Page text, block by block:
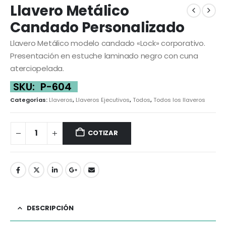
Llavero Metálico
Candado Personalizado
Llavero Metálico modelo candado «Lock» corporativo.
Presentación en estuche laminado negro con cuna
aterciopelada.
SKU: P-604
Categorías: Llaveros, Llaveros Ejecutivos,Todos,Todos los llaveros
COTIZAR
DESCRIPCIÓN